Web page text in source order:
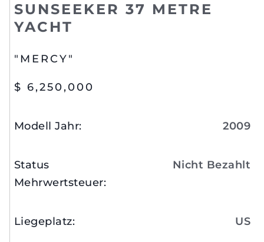
SUNSEEKER 37 METRE
YACHT
"MERCY"
$ 6,250,000
Modell Jahr: 2009
Status
Mehrwertsteuer:
Nicht Bezahlt
Liegeplatz: US